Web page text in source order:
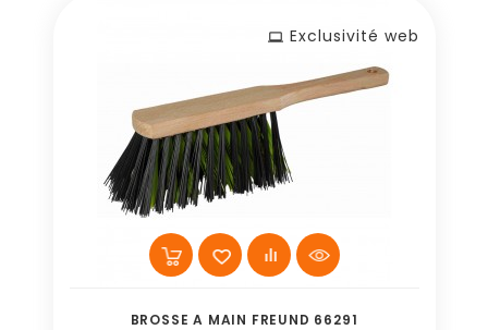
Exclusivité web
BROSSE A MAIN FREUND 66291